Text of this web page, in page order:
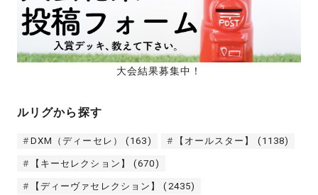
大会結果募集中！
ルリグから探す
DXM（ディーセレ） (163) 【オールスター】 (1138)
【キーセレクション】 (670)
【ディーヴァセレクション】 (2435)